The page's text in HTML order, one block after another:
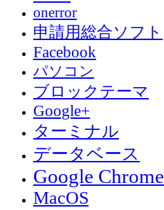
onerror
申請用総合ソフト
Facebook
パソコン
ブロックテーマ
Google+
ターミナル
データベース
Google Chrome
MacOS